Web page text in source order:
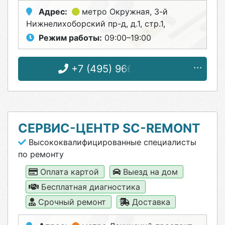
Адрес: метро Окружная, 3-й
Нижнелихоборский пр-д, д.1, стр.1,
Режим работы: 09:00–19:00
+7 (495) 966-23-45
СЕРВИС-ЦЕНТР SC-REMONT
Высококвалифицированные специалисты
по ремонту
Оплата картой
Выезд на дом
Бесплатная диагностика
Срочный ремонт
Доставка